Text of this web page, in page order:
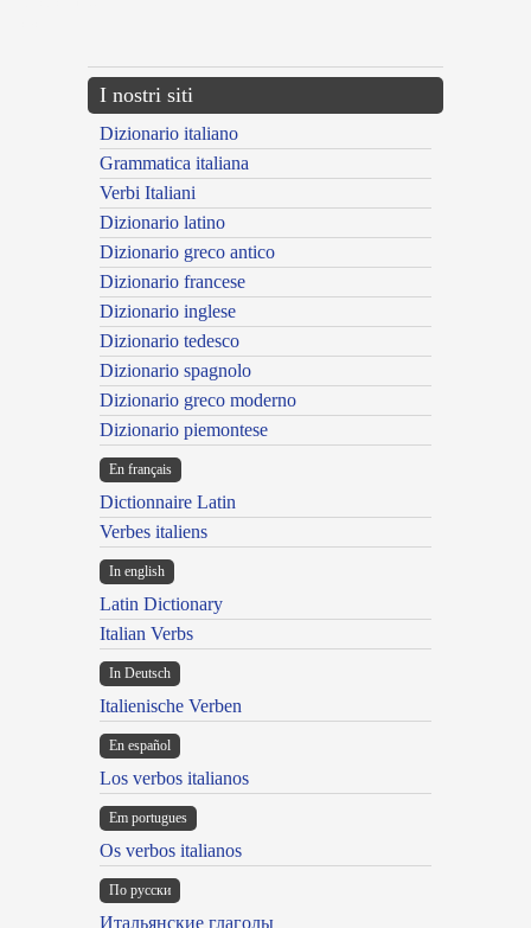
I nostri siti
Dizionario italiano
Grammatica italiana
Verbi Italiani
Dizionario latino
Dizionario greco antico
Dizionario francese
Dizionario inglese
Dizionario tedesco
Dizionario spagnolo
Dizionario greco moderno
Dizionario piemontese
En français
Dictionnaire Latin
Verbes italiens
In english
Latin Dictionary
Italian Verbs
In Deutsch
Italienische Verben
En español
Los verbos italianos
Em portugues
Os verbos italianos
По русски
Итальянские глаголы